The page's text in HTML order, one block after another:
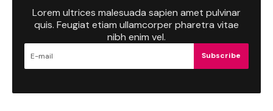
Lorem ultrices malesuada sapien amet pulvinar
quis. Feugiat etiam ullamcorper pharetra vitae
nibh enim vel.
Subscribe